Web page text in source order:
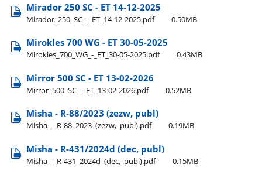
Mirador 250 SC - ET 14-12-2025
Mirador​_250​_SC​_-​_ET​_14-12-2025.pdf 0.50MB
Mirokles 700 WG - ET 30-05-2025
Mirokles​_700​_WG​_-​_ET​_30-05-2025.pdf 0.43MB
Mirror 500 SC - ET 13-02-2026
Mirror​_500​_SC​_-​_ET​_13-02-2026.pdf 0.52MB
Misha - R-88/2023 (zezw, publ)
Misha​_-​_R-88​_2023​_(zezw,​_publ).pdf 0.19MB
Misha - R-431/2024d (dec, publ)
Misha​_-​_R-431​_2024d​_(dec,​_publ).pdf 0.15MB